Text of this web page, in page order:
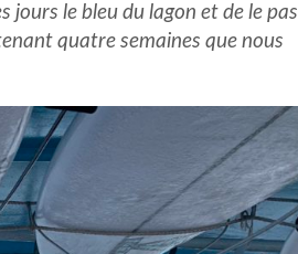
jours le bleu du lagon et de le pas
quatre semaines que nous